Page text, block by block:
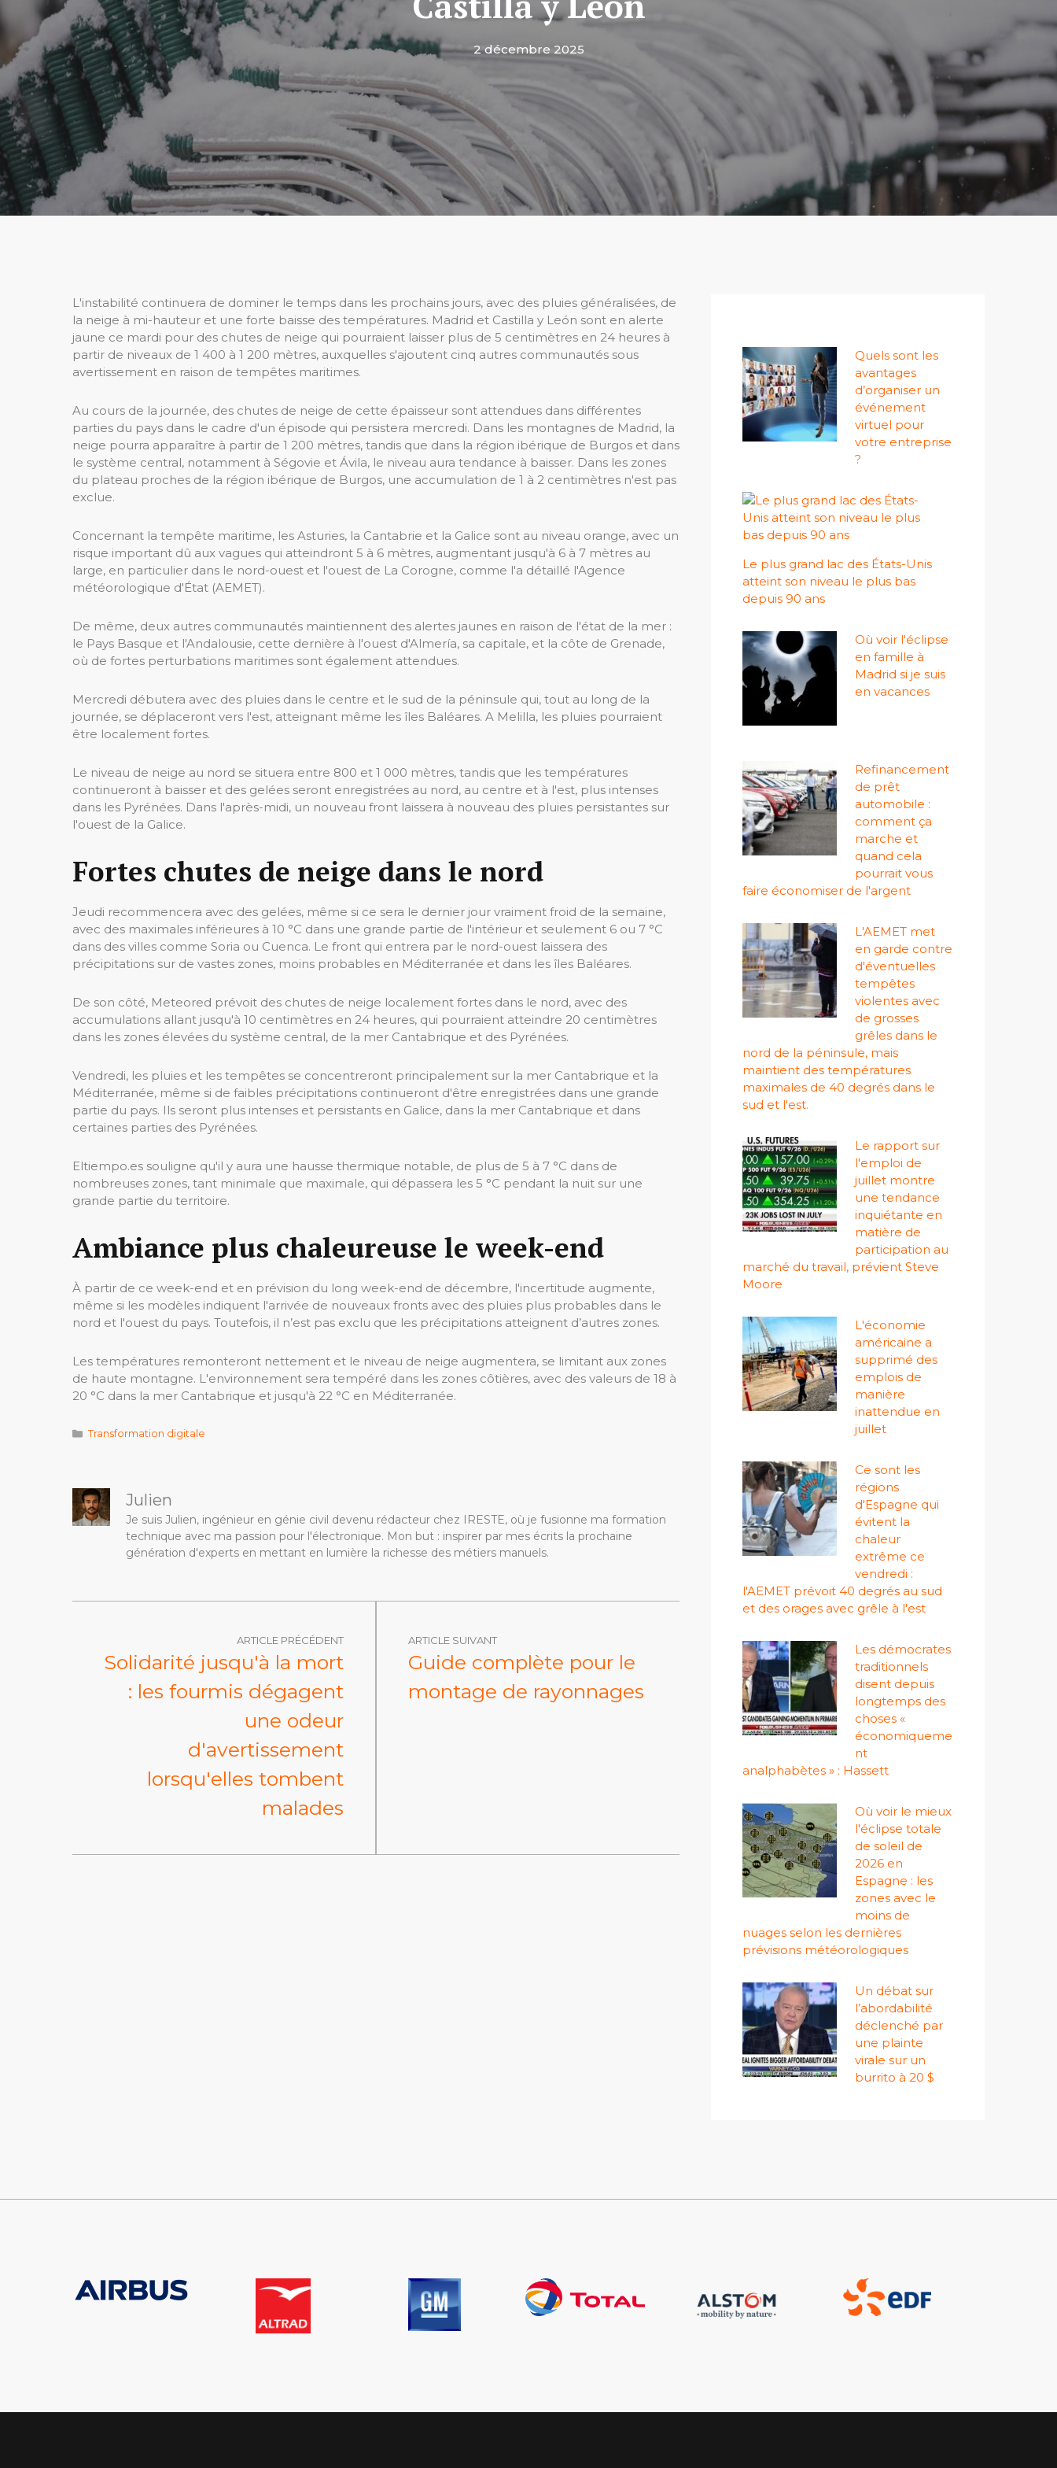
2 décembre 2025
L'instabilité continuera de dominer le temps dans les prochains jours, avec des pluies généralisées, de
la neige à mi-hauteur et une forte baisse des températures. Madrid et Castilla y León sont en alerte
jaune ce mardi pour des chutes de neige qui pourraient laisser plus de 5 centimètres en 24 heures à
partir de niveaux de 1 400 à 1 200 mètres, auxquelles s'ajoutent cinq autres communautés sous
avertissement en raison de tempêtes maritimes.
Au cours de la journée, des chutes de neige de cette épaisseur sont attendues dans différentes
parties du pays dans le cadre d'un épisode qui persistera mercredi. Dans les montagnes de Madrid, la
neige pourra apparaître à partir de 1 200 mètres, tandis que dans la région ibérique de Burgos et dans
le système central, notamment à Ségovie et Ávila, le niveau aura tendance à baisser. Dans les zones
du plateau proches de la région ibérique de Burgos, une accumulation de 1 à 2 centimètres n'est pas
exclue.
Concernant la tempête maritime, les Asturies, la Cantabrie et la Galice sont au niveau orange, avec un
risque important dû aux vagues qui atteindront 5 à 6 mètres, augmentant jusqu'à 6 à 7 mètres au
large, en particulier dans le nord-ouest et l'ouest de La Corogne, comme l'a détaillé l'Agence
météorologique d'État (AEMET).
De même, deux autres communautés maintiennent des alertes jaunes en raison de l'état de la mer :
le Pays Basque et l'Andalousie, cette dernière à l'ouest d'Almería, sa capitale, et la côte de Grenade,
où de fortes perturbations maritimes sont également attendues.
Mercredi débutera avec des pluies dans le centre et le sud de la péninsule qui, tout au long de la
journée, se déplaceront vers l'est, atteignant même les îles Baléares. A Melilla, les pluies pourraient
être localement fortes.
Le niveau de neige au nord se situera entre 800 et 1 000 mètres, tandis que les températures
continueront à baisser et des gelées seront enregistrées au nord, au centre et à l'est, plus intenses
dans les Pyrénées. Dans l'après-midi, un nouveau front laissera à nouveau des pluies persistantes sur
l'ouest de la Galice.
Fortes chutes de neige dans le nord
Jeudi recommencera avec des gelées, même si ce sera le dernier jour vraiment froid de la semaine,
avec des maximales inférieures à 10 °C dans une grande partie de l'intérieur et seulement 6 ou 7 °C
dans des villes comme Soria ou Cuenca. Le front qui entrera par le nord-ouest laissera des
précipitations sur de vastes zones, moins probables en Méditerranée et dans les îles Baléares.
De son côté, Meteored prévoit des chutes de neige localement fortes dans le nord, avec des
accumulations allant jusqu'à 10 centimètres en 24 heures, qui pourraient atteindre 20 centimètres
dans les zones élevées du système central, de la mer Cantabrique et des Pyrénées.
Vendredi, les pluies et les tempêtes se concentreront principalement sur la mer Cantabrique et la
Méditerranée, même si de faibles précipitations continueront d'être enregistrées dans une grande
partie du pays. Ils seront plus intenses et persistants en Galice, dans la mer Cantabrique et dans
certaines parties des Pyrénées.
Eltiempo.es souligne qu'il y aura une hausse thermique notable, de plus de 5 à 7 °C dans de
nombreuses zones, tant minimale que maximale, qui dépassera les 5 °C pendant la nuit sur une
grande partie du territoire.
Ambiance plus chaleureuse le week-end
À partir de ce week-end et en prévision du long week-end de décembre, l'incertitude augmente,
même si les modèles indiquent l'arrivée de nouveaux fronts avec des pluies plus probables dans le
nord et l'ouest du pays. Toutefois, il n’est pas exclu que les précipitations atteignent d’autres zones.
Les températures remonteront nettement et le niveau de neige augmentera, se limitant aux zones
de haute montagne. L'environnement sera tempéré dans les zones côtières, avec des valeurs de 18 à
20 °C dans la mer Cantabrique et jusqu'à 22 °C en Méditerranée.
Catégories
Transformation digitale
Julien
Je suis Julien, ingénieur en génie civil devenu rédacteur chez IRESTE, où je fusionne ma formation
technique avec ma passion pour l'électronique. Mon but : inspirer par mes écrits la prochaine
génération d'experts en mettant en lumière la richesse des métiers manuels.
ARTICLE PRÉCÉDENT
Solidarité jusqu'à la mort
: les fourmis dégagent
une odeur
d'avertissement
lorsqu'elles tombent
malades
ARTICLE SUIVANT
Guide complète pour le
montage de rayonnages
Quels sont les
avantages
d’organiser un
événement
virtuel pour
votre entreprise
?
Le plus grand lac des États-Unis
atteint son niveau le plus bas
depuis 90 ans
Où voir l'éclipse
en famille à
Madrid si je suis
en vacances
Refinancement
de prêt
automobile :
comment ça
marche et
quand cela
pourrait vous
faire économiser de l'argent
L'AEMET met
en garde contre
d'éventuelles
tempêtes
violentes avec
de grosses
grêles dans le
nord de la péninsule, mais
maintient des températures
maximales de 40 degrés dans le
sud et l'est.
Le rapport sur
l'emploi de
juillet montre
une tendance
inquiétante en
matière de
participation au
marché du travail, prévient Steve
Moore
L'économie
américaine a
supprimé des
emplois de
manière
inattendue en
juillet
Ce sont les
régions
d'Espagne qui
évitent la
chaleur
extrême ce
vendredi :
l'AEMET prévoit 40 degrés au sud
et des orages avec grêle à l'est
Les démocrates
traditionnels
disent depuis
longtemps des
choses «
économiqueme
nt
analphabètes » : Hassett
Où voir le mieux
l'éclipse totale
de soleil de
2026 en
Espagne : les
zones avec le
moins de
nuages ​​selon les dernières
prévisions météorologiques
Un débat sur
l’abordabilité
déclenché par
une plainte
virale sur un
burrito à 20 $